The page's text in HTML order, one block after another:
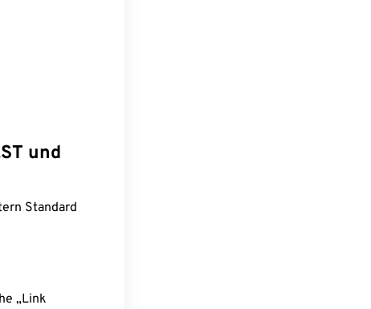
und
Standard
„Link